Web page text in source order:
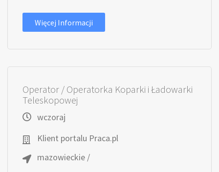
Więcej Informacji
Operator / Operatorka Koparki i Ładowarki
Teleskopowej
wczoraj
Klient portalu Praca.pl
mazowieckie /